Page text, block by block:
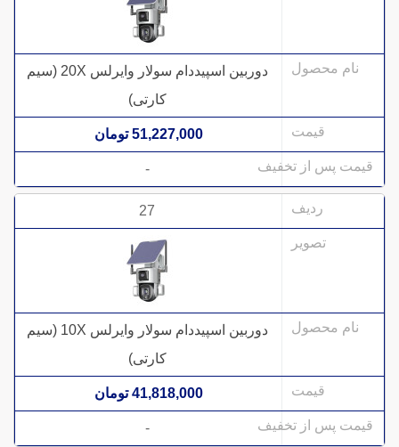
دوربین اسپیددام سولار وایرلس 20X (سیم
کارتی)
51,227,000 تومان
-
27
دوربین اسپیددام سولار وایرلس 10X (سیم
کارتی)
41,818,000 تومان
-